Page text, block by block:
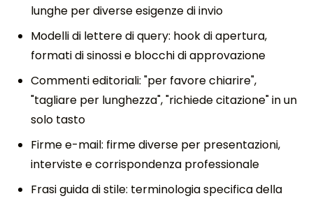
lunghe per diverse esigenze di invio
Modelli di lettere di query: hook di apertura,
formati di sinossi e blocchi di approvazione
Commenti editoriali: "per favore chiarire",
"tagliare per lunghezza", "richiede citazione" in un
solo tasto
Firme e-mail: firme diverse per presentazioni,
interviste e corrispondenza professionale
Frasi guida di stile: terminologia specifica della